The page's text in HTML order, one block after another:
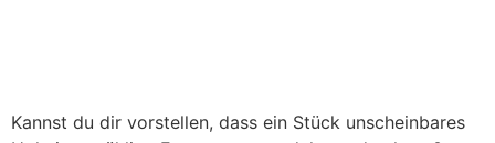
Kannst du dir vorstellen, dass ein Stück unscheinbares